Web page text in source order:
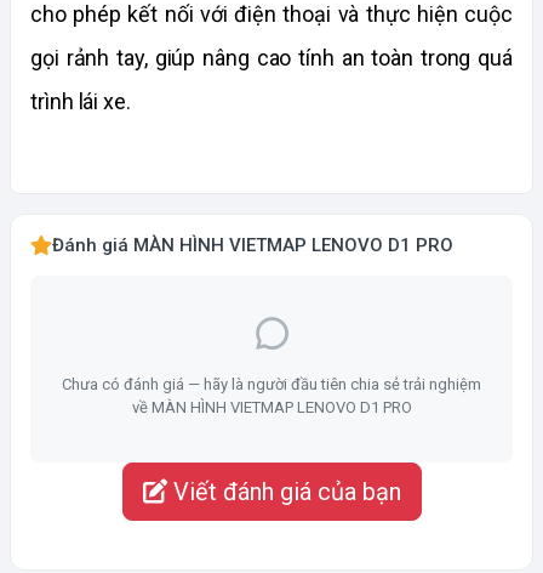
cho phép kết nối với điện thoại và thực hiện cuộc
gọi rảnh tay, giúp nâng cao tính an toàn trong quá
trình lái xe.
Đánh giá MÀN HÌNH VIETMAP LENOVO D1 PRO
Chưa có đánh giá — hãy là người đầu tiên chia sẻ trải nghiệm
về MÀN HÌNH VIETMAP LENOVO D1 PRO
Viết đánh giá của bạn